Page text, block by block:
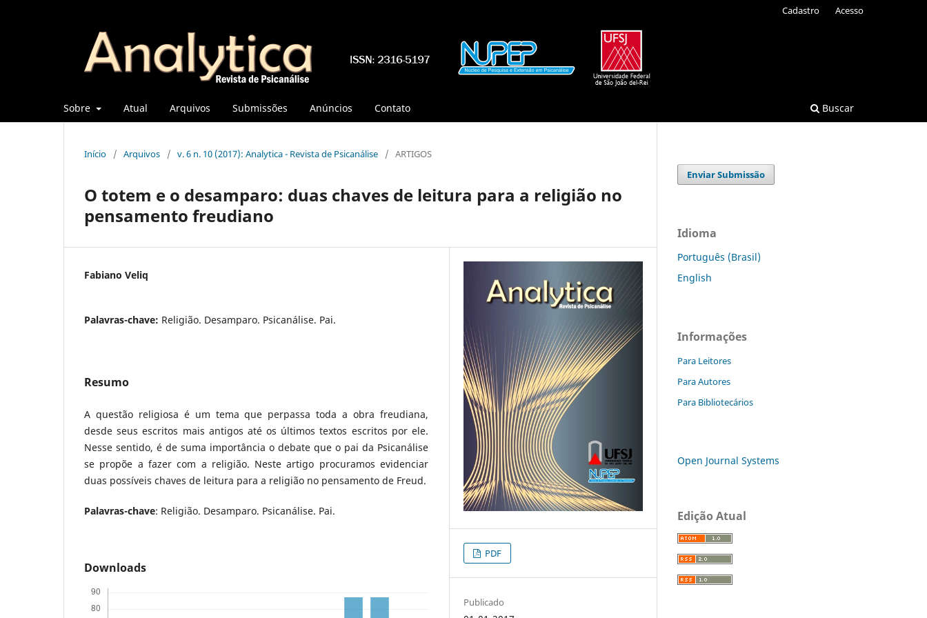
Sobre Atual Arquivos Submissões Anúncios Contato Buscar
Cadastro Acesso
Início / Arquivos / v. 6 n. 10 (2017): Analytica - Revista de Psicanálise / ARTIGOS
O totem e o desamparo: duas chaves de leitura para a religião no
pensamento freudiano
Fabiano Veliq
Palavras-chave: Religião. Desamparo. Psicanálise. Pai.
Resumo
A questão religiosa é um tema que perpassa toda a obra freudiana,
desde seus escritos mais antigos até os últimos textos escritos por ele.
Nesse sentido, é de suma importância o debate que o pai da Psicanálise
se propõe a fazer com a religião. Neste artigo procuramos evidenciar
duas possíveis chaves de leitura para a religião no pensamento de Freud.
Palavras-chave: Religião. Desamparo. Psicanálise. Pai.
Downloads
PDF
Publicado
Enviar Submissão
Idioma
Português (Brasil)
English
Informações
Para Leitores
Para Autores
Para Bibliotecários
Open Journal Systems
Edição Atual